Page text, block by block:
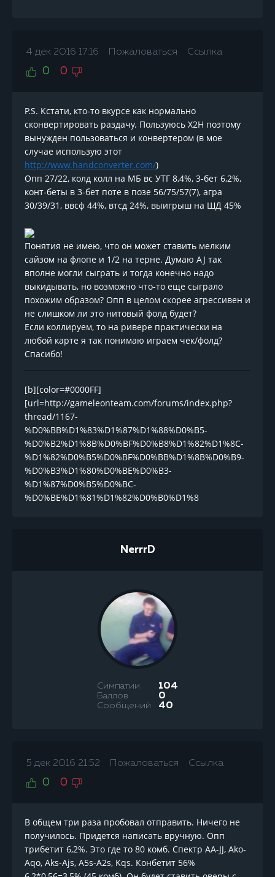
4 дек 2016 17:16 Пожаловаться Ссылка
0 0
P.S. Кстати, кто-то вкурсе как нормально
сконвертировать раздачу. Пользуюсь Х2Н поэтому
вынужден пользоваться и конвертером (в мое
случае использую этот
http://www.handconverter.com/)
Опп 27/22, колд колл на МБ вс УТГ 8,4%, 3-бет 6,2%,
конт-беты в 3-бет поте в позе 56/75/57(7), агра
30/39/31, ввсф 44%, втсд 24%, выигрыш на ШД 45%
Понятия не имею, что он может ставить мелким
сайзом на флопе и 1/2 на терне. Думаю AJ так
вполне могли сыграть и тогда конечно надо
выкидывать, но возможно что-то еще сыграло
похожим образом? Опп в целом скорее агрессивен и
не слишком ли это нитовый фолд будет?
Если коллируем, то на ривере практически на
любой карте я так понимаю играем чек/фолд?
Спасибо!
[b][color=#0000FF]
[url=http://gameleonteam.com/forums/index.php?
thread/1167-
%D0%BB%D1%83%D1%87%D1%88%D0%B5-
%D0%B2%D1%8B%D0%BF%D0%B8%D1%82%D1%8C-
%D1%82%D0%B5%D0%BF%D0%BB%D1%8B%D0%B9-
%D0%B3%D1%80%D0%BE%D0%B3-
%D1%87%D0%B5%D0%BC-
%D0%BE%D1%81%D1%82%D0%B0%D1%8
NerrrD
Симпатии 104
Баллов 0
Сообщений 40
5 дек 2016 21:52 Пожаловаться Ссылка
0 0
В общем три раза пробовал отправить. Ничего не
получилось. Придется написать вручную. Опп
трибетит 6,2%. Это где то 80 комб. Спектр AA-JJ, Ako-
Aqo, Aks-Ajs, A5s-A2s, Kqs. Конбетит 56%